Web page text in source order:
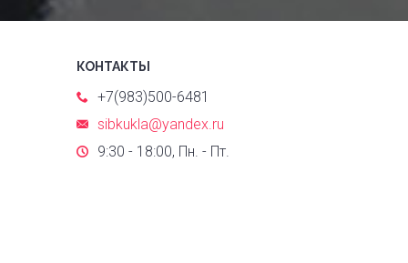
КОНТАКТЫ
+7(983)500-6481
sibkukla@yandex.ru
9:30 - 18:00, Пн. - Пт.